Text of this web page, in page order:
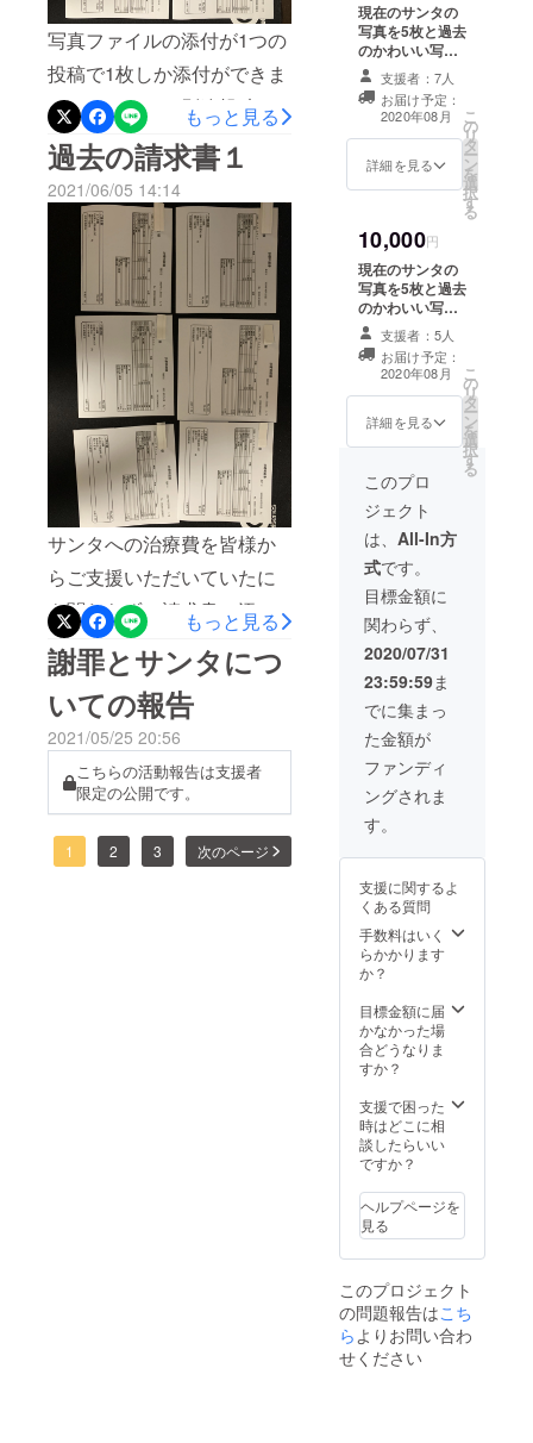
写真ファイルの添付が1つの
投稿で1枚しか添付ができま
せんでしたので別途投稿さ
せていただいております。
もっと見る
過去の請求書１
2021/06/05 14:14
サンタへの治療費を皆様か
らご支援いただいていたに
も関わらず、請求書の添付
を怠ってしまい皆様にご心
配、不安をかけてしまいま
した。大変申し訳ございま
せんでした。再度、獣医様
にご相談させていただきま
して再度発行いただきまし
たので遅れながらで申し訳
もっと見る
謝罪とサンタにつ
いての報告
2021/05/25 20:56
こちらの活動報告は支援者
限定の公開です。
1 2 3 次のページ
現在のサンタの
写真を5枚と過去
のかわいい写真2
枚と動画1本
（15秒~30秒）
と感謝と現在の
状況を手書きで
写真にてお送り
します。 治療を
す。
支援者：7人
お届け予定：
2020年08月
詳細を見る
こ
の
リ
タ
ー
ン
を
選
択
す
る
10,000円
現在のサンタの
写真を5枚と過去
のかわいい写真5
枚と動画1本
（15秒~30秒）
と感謝と現在の
状況を手書きで
写真にてお送り
します。 治療を
記載いたしま
す。
支援者：5人
お届け予定：
2020年08月
詳細を見る
こ
の
リ
タ
ー
ン
を
選
択
す
る
このプロ
ジェクト
は、 All-In方
式です。
目標金額に
関わらず、
2020/07/31
23:59:59ま
でに集まっ
た金額が
ファンディ
ングされま
す。
支援に関するよ
くある質問
手数料はいく
らかかります
か？
目標金額に届
かなかった場
合どうなりま
すか？
支援で困った
時はどこに相
談したらいい
ですか？
ヘルプページを
見る
このプロジェクト
の問題報告はこち
らよりお問い合わ
せください